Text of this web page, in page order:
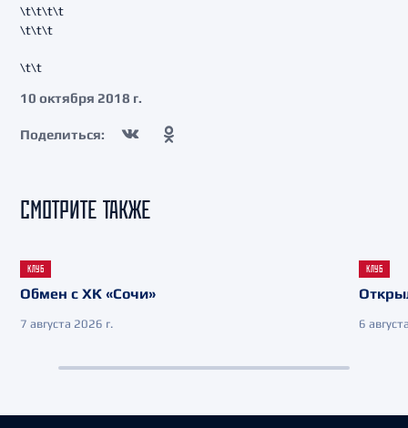
\t\t\t\t
\t\t\t
\t\t
10 октября 2018 г.
Поделиться:
СМОТРИТЕ ТАКЖЕ
КЛУБ
Обмен с ХК «Сочи»
7 августа 2026 г.
КЛУБ
6